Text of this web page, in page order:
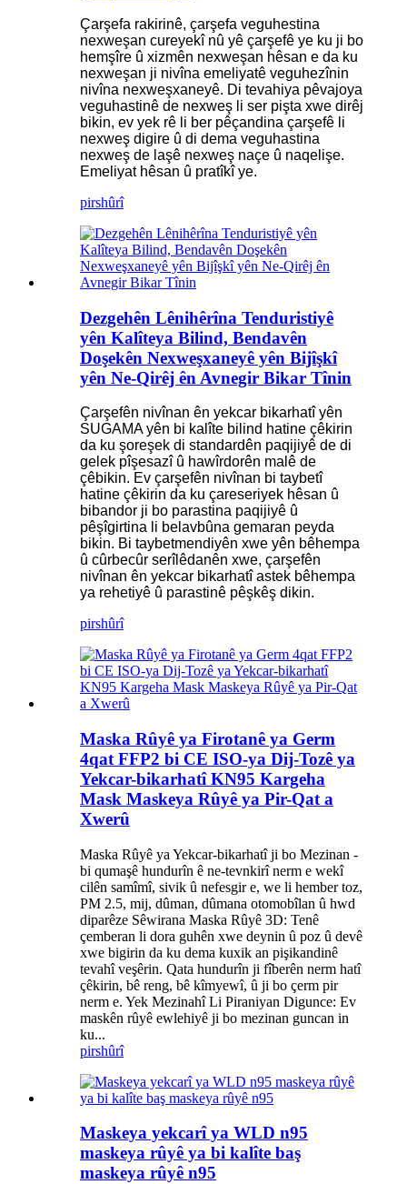
Çarşefa rakirinê, çarşefa veguhestina
nexweşan cureyekî nû yê çarşefê ye ku ji bo
hemşîre û xizmên nexweşan hêsan e da ku
nexweşan ji nivîna emeliyatê veguhezînin
nivîna nexweşxaneyê. Di tevahiya pêvajoya
veguhastinê de nexweş li ser pişta xwe dirêj
bikin, ev yek rê li ber pêçandina çarşefê li
nexweş digire û di dema veguhastina
nexweş de laşê nexweş naçe û naqelişe.
Emeliyat hêsan û pratîkî ye.
pirshûrî
Dezgehên Lênihêrîna Tenduristiyê
yên Kalîteya Bilind, Bendavên
Doşekên Nexweşxaneyê yên Bijîşkî
yên Ne-Qirêj ên Avnegir Bikar Tînin
Çarşefên nivînan ên yekcar bikarhatî yên
SUGAMA yên bi kalîte bilind hatine çêkirin
da ku şoreşek di standardên paqijiyê de di
gelek pîşesazî û hawîrdorên malê de
çêbikin. Ev çarşefên nivînan bi taybetî
hatine çêkirin da ku çareseriyek hêsan û
bibandor ji bo parastina paqijiyê û
pêşîgirtina li belavbûna gemaran peyda
bikin. Bi taybetmendiyên xwe yên bêhempa
û cûrbecûr serîlêdanên xwe, çarşefên
nivînan ên yekcar bikarhatî astek bêhempa
ya rehetiyê û parastinê pêşkêş dikin.
pirshûrî
Maska Rûyê ya Firotanê ya Germ
4qat FFP2 bi CE ISO-ya Dij-Tozê ya
Yekcar-bikarhatî KN95 Kargeha
Mask Maskeya Rûyê ya Pir-Qat a
Xwerû
Maska Rûyê ya Yekcar-bikarhatî ji bo Mezinan -
bi qumaşê hundurîn ê ne-tevnkirî nerm e wekî
cilên samîmî, sivik û nefesgir e, we li hember toz,
PM 2.5, mij, dûman, dûmana otomobîlan û hwd
diparêze Sêwirana Maska Rûyê 3D: Tenê
çemberan li dora guhên xwe deynin û poz û devê
xwe bigirin da ku dema kuxik an pişikandinê
tevahî veşêrin. Qata hundurîn ji fîberên nerm hatî
çêkirin, bê reng, bê kîmyewî, û ji bo çerm pir
nerm e. Yek Mezinahî Li Piraniyan Digunce: Ev
maskên rûyê ewlehiyê ji bo mezinan guncan in
ku...
pirshûrî
Maskeya yekcarî ya WLD n95
maskeya rûyê ya bi kalîte baş
maskeya rûyê n95